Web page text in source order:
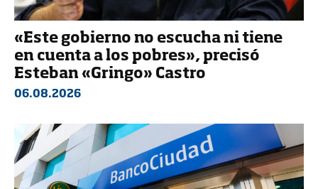
«Este gobierno no escucha ni tiene
en cuenta a los pobres», precisó
Esteban «Gringo» Castro
06.08.2026